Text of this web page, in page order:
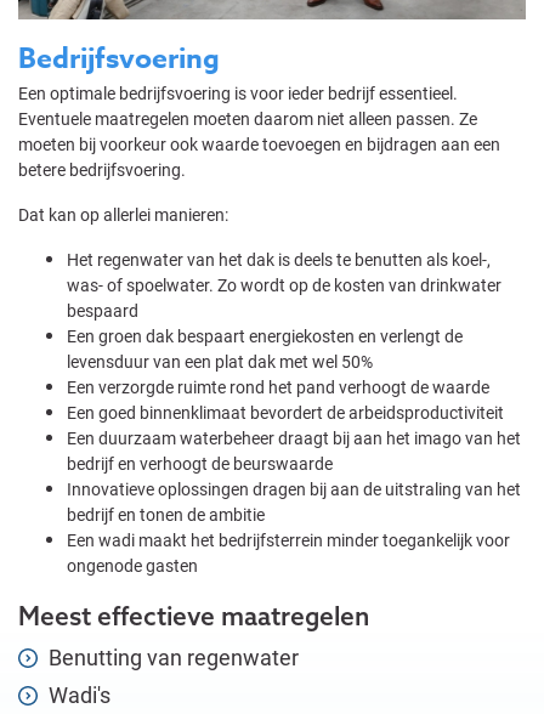
Bedrijfsvoering
Een optimale bedrijfsvoering is voor ieder bedrijf essentieel.
Eventuele maatregelen moeten daarom niet alleen passen. Ze
moeten bij voorkeur ook waarde toevoegen en bijdragen aan een
betere bedrijfsvoering.
Dat kan op allerlei manieren:
Het regenwater van het dak is deels te benutten als koel-,
was- of spoelwater. Zo wordt op de kosten van drinkwater
bespaard
Een groen dak bespaart energiekosten en verlengt de
levensduur van een plat dak met wel 50%
Een verzorgde ruimte rond het pand verhoogt de waarde
Een goed binnenklimaat bevordert de arbeidsproductiviteit
Een duurzaam waterbeheer draagt bij aan het imago van het
bedrijf en verhoogt de beurswaarde
Innovatieve oplossingen dragen bij aan de uitstraling van het
bedrijf en tonen de ambitie
Een wadi maakt het bedrijfsterrein minder toegankelijk voor
ongenode gasten
Meest effectieve maatregelen
Benutting van regenwater
Wadi's